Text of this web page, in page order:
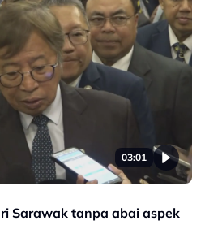
03:01
Sarawak tanpa abai aspek